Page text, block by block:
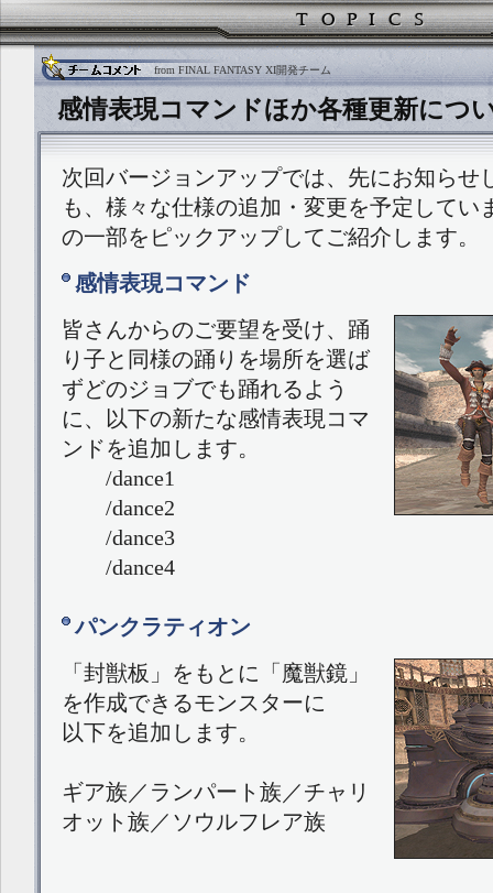
from FINAL FANTASY XI開発チーム
感情表現コマンドほか各種更新につ
次回バージョンアップでは、先にお知らせ
も、様々な仕様の追加・変更を予定してい
の一部をピックアップしてご紹介します。
感情表現コマンド
皆さんからのご要望を受け、踊
り子と同様の踊りを場所を選ば
ずどのジョブでも踊れるよう
に、以下の新たな感情表現コマ
ンドを追加します。
/dance1
/dance2
/dance3
/dance4
パンクラティオン
「封獣板」をもとに「魔獣鏡」
を作成できるモンスターに
以下を追加します。
ギア族／ランパート族／チャリ
オット族／ソウルフレア族